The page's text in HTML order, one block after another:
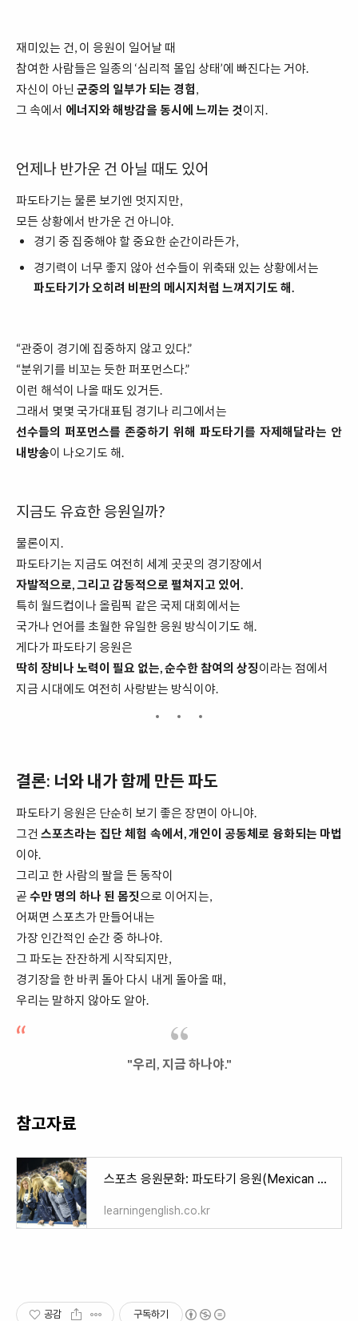
재미있는 건, 이 응원이 일어날 때
참여한 사람들은 일종의 ‘심리적 몰입 상태’에 빠진다는 거야.
자신이 아닌 군중의 일부가 되는 경험,
그 속에서 에너지와 해방감을 동시에 느끼는 것이지.
언제나 반가운 건 아닐 때도 있어
파도타기는 물론 보기엔 멋지지만,
모든 상황에서 반가운 건 아니야.
경기 중 집중해야 할 중요한 순간이라든가,
경기력이 너무 좋지 않아 선수들이 위축돼 있는 상황에서는
파도타기가 오히려 비판의 메시지처럼 느껴지기도 해.
“관중이 경기에 집중하지 않고 있다.”
“분위기를 비꼬는 듯한 퍼포먼스다.”
이런 해석이 나올 때도 있거든.
그래서 몇몇 국가대표팀 경기나 리그에서는
선수들의 퍼포먼스를 존중하기 위해 파도타기를 자제해달라는 안
내방송이 나오기도 해.
지금도 유효한 응원일까?
물론이지.
파도타기는 지금도 여전히 세계 곳곳의 경기장에서
자발적으로, 그리고 감동적으로 펼쳐지고 있어.
특히 월드컵이나 올림픽 같은 국제 대회에서는
국가나 언어를 초월한 유일한 응원 방식이기도 해.
게다가 파도타기 응원은
딱히 장비나 노력이 필요 없는, 순수한 참여의 상징이라는 점에서
지금 시대에도 여전히 사랑받는 방식이야.
결론: 너와 내가 함께 만든 파도
파도타기 응원은 단순히 보기 좋은 장면이 아니야.
그건스포츠라는 집단 체험 속에서, 개인이 공동체로 융화되는 마법
이야.
그리고 한 사람의 팔을 든 동작이
곧 수만 명의 하나 된 몸짓으로 이어지는,
어쩌면 스포츠가 만들어내는
가장 인간적인 순간 중 하나야.
그 파도는 잔잔하게 시작되지만,
경기장을 한 바퀴 돌아 다시 내게 돌아올 때,
우리는 말하지 않아도 알아.
"우리, 지금 하나야."
참고자료
스포츠 응원문화: 파도타기 응원(Mexican Wave)
learningenglish.co.kr
공감 구독하기